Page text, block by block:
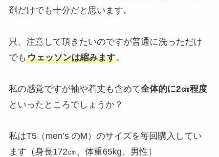
剤だけでも十分だと思います。
只、注意して頂きたいのですが普通に洗っただけ
でも ウェッソンは縮みます。
私の感覚ですが袖や着丈も含めて全体的に2㎝程度
といったところでしょうか？
私はT5（men’s のM）のサイズを毎回購入してい
ます（身長172㎝、体重65kg、男性）